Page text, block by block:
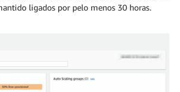
ligados por pelo menos 30 horas.